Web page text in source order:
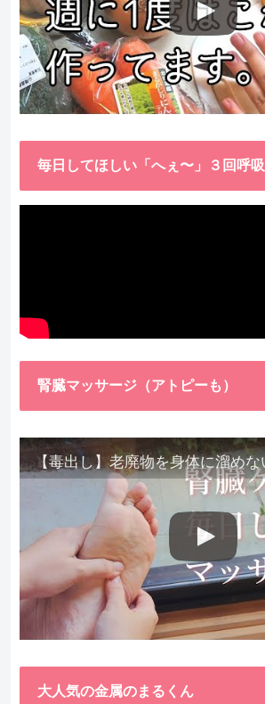
毎日してほしい「へぇ〜」３回呼吸
腎臓マッサージ（アトピーも）
大人気の金属のまるくん